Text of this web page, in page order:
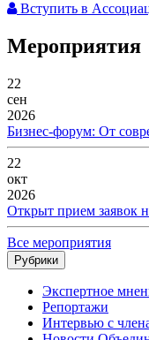
Вступить в
Мероприятия
22
сен
2026
Бизнес-форум: От
22
окт
2026
Открыт прием заявок
Все мероприятия
Рубрики
Экспертное
Репортажи
Интервью с